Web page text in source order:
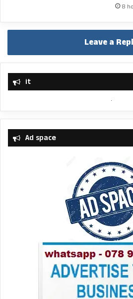
8
Leave a
it
Ad space